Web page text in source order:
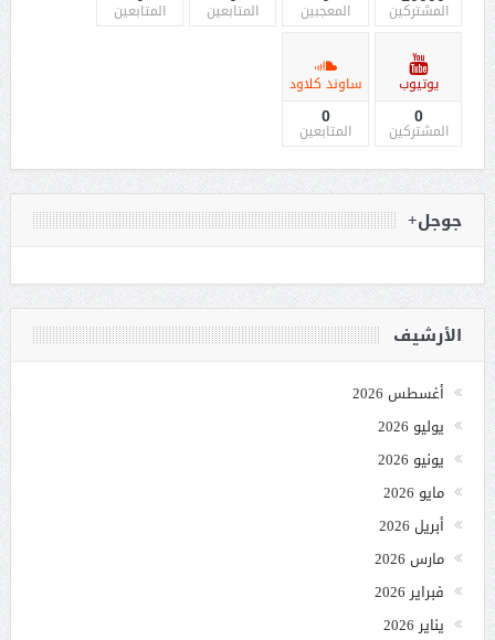
المشتركين المعجبين المتابعين المتابعين
يوتيوب
0
المشتركين
ساوند كلاود
0
المتابعين
جوجل+
الأرشيف
أغسطس 2026
يوليو 2026
يونيو 2026
مايو 2026
أبريل 2026
مارس 2026
فبراير 2026
يناير 2026